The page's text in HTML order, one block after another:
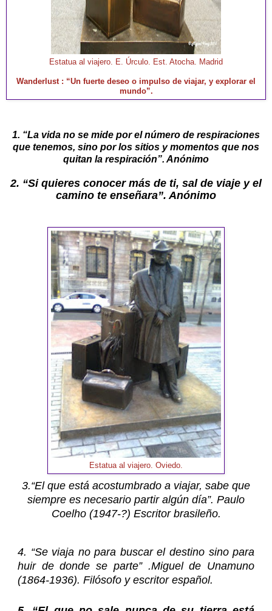
Estatua al viajero. E. Úrculo. Est. Atocha. Madrid
Wanderlust : “Un fuerte deseo o impulso de viajar, y explorar el
mundo”.
1. “La vida no se mide por el número de respiraciones
que tenemos, sino por los sitios y momentos que nos
quitan la respiración”. Anónimo
2. “Si quieres conocer más de ti, sal de viaje y el
camino te enseñara”. Anónimo
Estatua al viajero. Oviedo.
3.“El que está acostumbrado a viajar, sabe que
siempre es necesario partir algún día”. Paulo
Coelho (1947-?) Escritor brasileño.
4. “Se viaja no para buscar el destino sino para
huir de donde se parte” .Miguel de Unamuno
(1864-1936). Filósofo y escritor español.